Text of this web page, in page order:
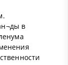
в